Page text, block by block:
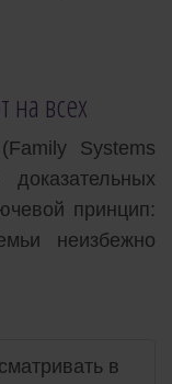
на всех
Systems
принцип:
неизбежно
в